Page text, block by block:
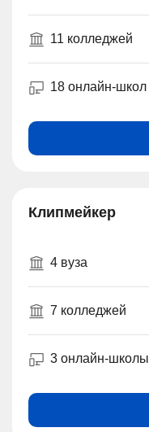
11 колледжей
18 онлайн-школ
Клипмейкер
4 вуза
7 колледжей
3 онлайн-школы